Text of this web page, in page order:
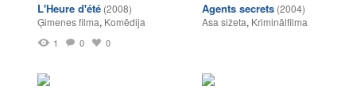
L'Heure d'été (2008)
Ģimenes filma, Komēdija
1 0 0
Agents secrets (2004)
Asa sižeta, Kriminālfilma